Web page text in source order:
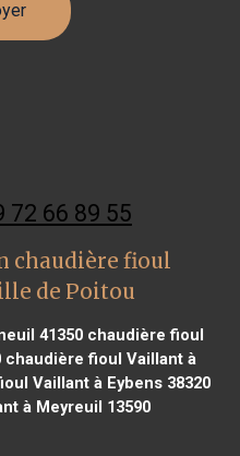
72 66 89 55
chaudière fioul
de Poitou
41350 chaudière fioul
chaudière fioul Vaillant à
Vaillant à Eybens 38320
à Meyreuil 13590